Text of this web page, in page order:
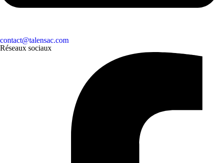
contact@talensac.com
Réseaux sociaux